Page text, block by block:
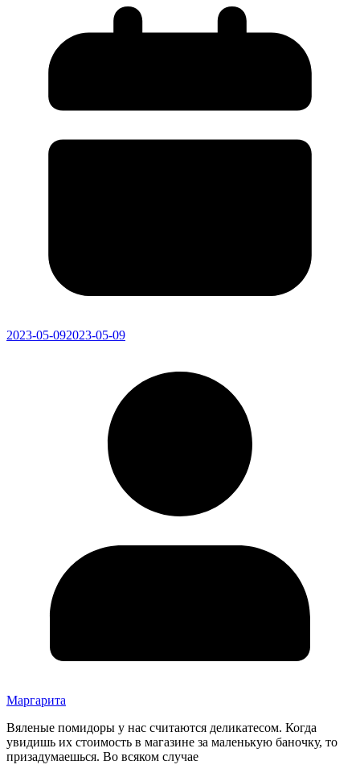
2023-05-092023-05-09
Маргарита
Вяленые помидоры у нас считаются деликатесом. Когда
увидишь их стоимость в магазине за маленькую баночку, то
призадумаешься. Во всяком случае